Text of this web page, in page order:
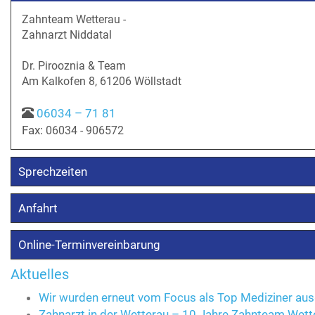
Zahnteam Wetterau -
Zahnarzt Niddatal
Dr. Pirooznia & Team
Am Kalkofen 8, 61206 Wöllstadt
06034 – 71 81
Fax: 06034 - 906572
Sprechzeiten
Anfahrt
Online-Terminvereinbarung
Aktuelles
Wir wurden erneut vom Focus als Top Mediziner